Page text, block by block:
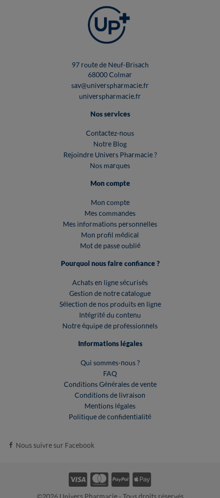
97 route de Neuf-Brisach
68000 Colmar
sav@universpharmacie.fr
universpharmacie.fr
Nos services
Contactez-nous
Notre Blog
Rejoindre Univers Pharmacie ?
Nos marques
Mon compte
Mon compte
Mes commandes
Mes informations personnelles
Mon profil médical
Mot de passe oublié
Pourquoi nous faire confiance ?
Achats en ligne sécurisés
Gestion de notre catalogue
Sélection de nos produits en ligne
Intégrité du contenu
Notre équipe de professionnels
Informations légales
Qui sommes-nous ?
FAQ
Conditions Générales de vente
Conditions de livraison
Mentions légales
Politique de confidentialité
Nous suivre sur Facebook